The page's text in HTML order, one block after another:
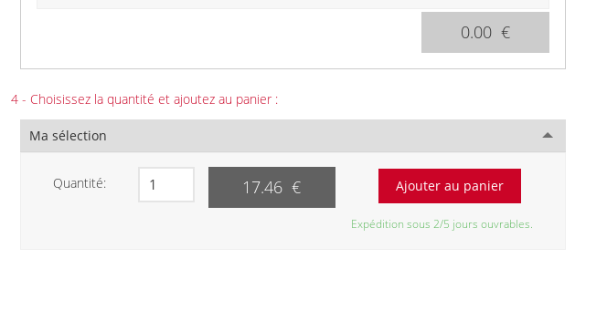
0.00 €
4 - Choisissez la quantité et ajoutez au panier :
Ma sélection
Quantité: 17.46 €
Expédition sous 2/5 jours ouvrables.